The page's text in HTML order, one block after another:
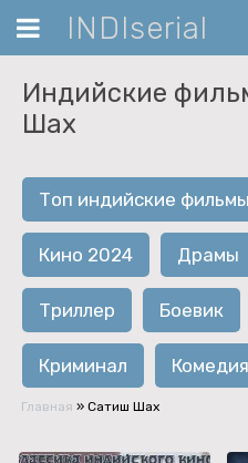
INDIserial
Индийские
Шах
Топ индийские фильмы
Кино 2024 Драмы
Триллер Боевик
Криминал Комедия
Главная » Сатиш Шах